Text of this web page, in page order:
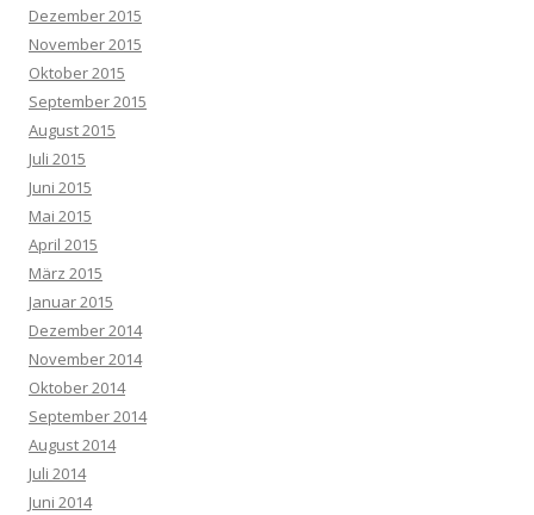
Dezember 2015
November 2015
Oktober 2015
September 2015
August 2015
Juli 2015
Juni 2015
Mai 2015
April 2015
März 2015
Januar 2015
Dezember 2014
November 2014
Oktober 2014
September 2014
August 2014
Juli 2014
Juni 2014